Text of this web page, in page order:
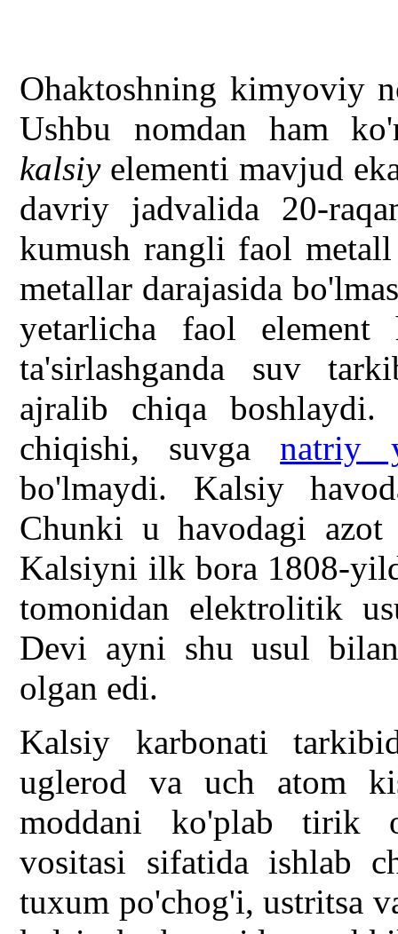
Ohaktoshning kimyoviy
Ushbu nomdan ham
kalsiyelementi mavjud
davriy jadvalida 20-
kumush rangli faol
metallar darajasida
yetarlicha faol
ta'sirlashganda suv
ajralib chiqa
chiqishi, suvganatriy
bo'lmaydi. Kalsiy
Chunki u havodagi
Kalsiyni ilk bora 1808-
tomonidan elektrolitik
Devi ayni shu usul
olgan edi.
Kalsiy karbonati
uglerod va uch atom
moddani ko'plab tirik
vositasi sifatida ishlab
tuxum po'chog'i, ustritsa